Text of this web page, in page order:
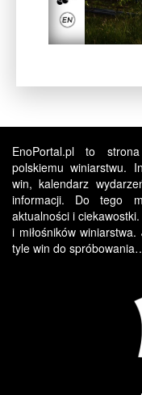
EnoPortal.pl to
polskiemu winiarstwu.
win, kalendarz
informacji. Do tego
aktualności i
i miłośników
tyle win do